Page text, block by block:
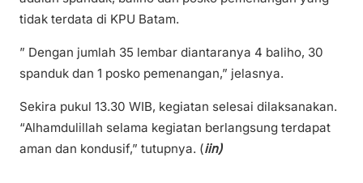
tidak terdata di KPU Batam.
” Dengan jumlah 35 lembar diantaranya 4 baliho, 30
spanduk dan 1 posko pemenangan,” jelasnya.
Sekira pukul 13.30 WIB, kegiatan selesai dilaksanakan.
“Alhamdulillah selama kegiatan berlangsung terdapat
aman dan kondusif,” tutupnya. (iin)